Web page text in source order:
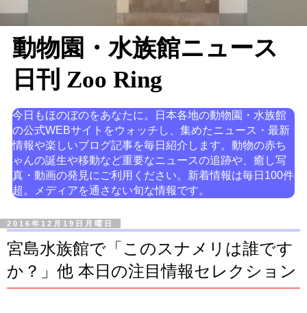
動物園・水族館ニュース
日刊 Zoo Ring
今日もほのぼのをあなたに。日本各地の動物園・水族館
の公式WEBサイトをウォッチし、集めたニュース・最新
情報や楽しいブログ記事を毎日紹介します。動物の赤ち
ゃんの誕生や移動など重要なニュースの追跡や、癒し写
真・動画の発見にご利用ください。新着情報は毎日100件
超。メディアを通さない旬な情報です。
2016年12月19日月曜日
宮島水族館で「このスナメリは誰です
か？」他 本日の注目情報セレクション